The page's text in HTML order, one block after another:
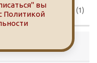
Доступно для заказа (1)
вы
Политикой